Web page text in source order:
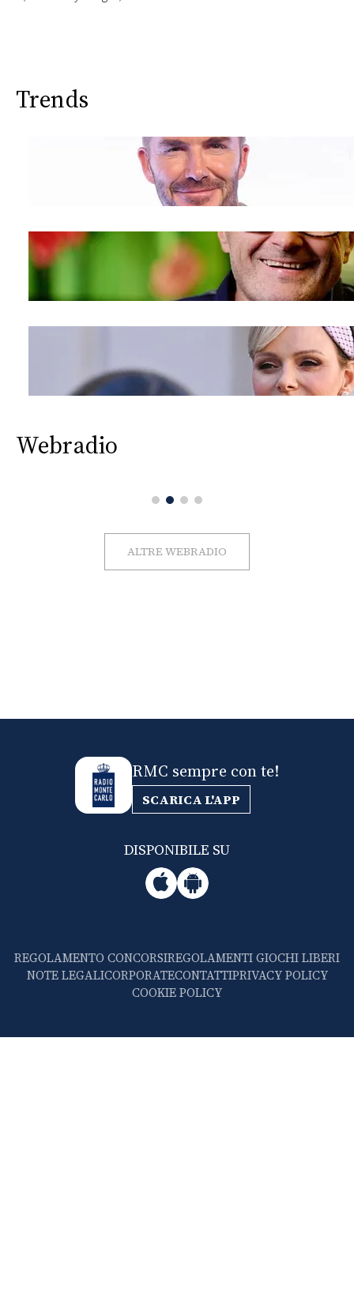
Trends
Webradio
ALTRE WEBRADIO
RMC sempre con te!
SCARICA L'APP
DISPONIBILE SU
REGOLAMENTO CONCORSIREGOLAMENTI GIOCHI LIBERI
NOTE LEGALICORPORATECONTATTIPRIVACY POLICY
COOKIE POLICY